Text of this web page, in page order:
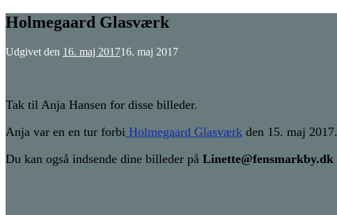
Holmegaard Glasværk
Udgivet den 16. maj 201716. maj 2017
Tak til Anja Hansen for disse billeder.
Anja var en en tur forbi Holmegaard Glasværk den 15. maj 2017.
Du kan også indsende dine billeder på Linette@fensmarkby.dk